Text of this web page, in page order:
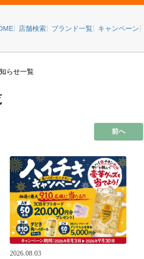
店舗検索 ブランド一覧 キャンペーン
らせ一覧
前へ
2026.08.03